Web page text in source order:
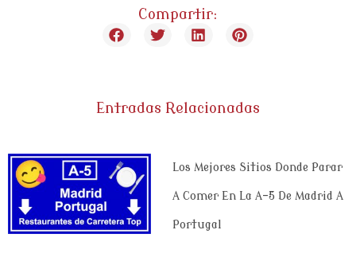
Compartir:
Entradas Relacionadas
Los Mejores Sitios Donde Parar
A Comer En La A-5 De Madrid A
Portugal